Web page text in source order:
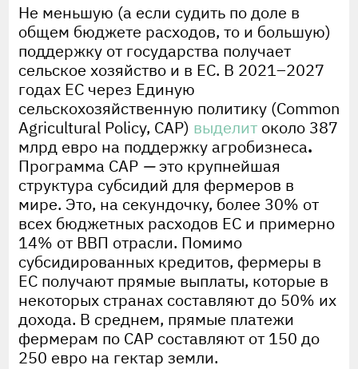
Не меньшую (а если судить по доле в
общем бюджете расходов, то и большую)
поддержку от государства получает
сельское хозяйство и в ЕС. В 2021–2027
годах ЕС через Единую
сельскохозяйственную политику (Common
Agricultural Policy, CAP) выделит около 387
млрд евро на поддержку агробизнеса.
Программа CAP —это крупнейшая
структура субсидий для фермеров в
мире. Это, на секундочку, более 30% от
всех бюджетных расходов ЕС и примерно
14% от ВВП отрасли. Помимо
субсидированных кредитов, фермеры в
ЕС получают прямые выплаты, которые в
некоторых странах составляют до 50% их
дохода. В среднем, прямые платежи
фермерам по CAP составляют от 150 до
250 евро на гектар земли.